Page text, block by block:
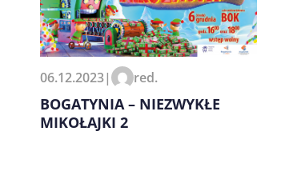
06.12.2023| red.
BOGATYNIA – NIEZWYKŁE
MIKOŁAJKI 2